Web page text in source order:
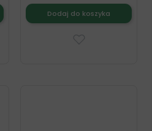
Dodaj do koszyka